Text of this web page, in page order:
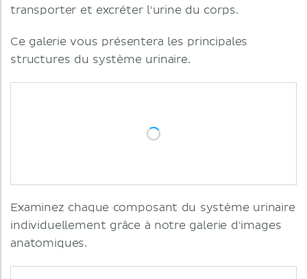
transporter et excréter l'urine du corps.
Ce galerie vous présentera les principales
structures du système urinaire.
Examinez chaque composant du système urinaire
individuellement grâce à notre galerie d'images
anatomiques.